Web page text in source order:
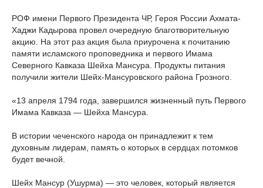
РОФ имени Первого Президента ЧР, Героя России Ахмата-
Хаджи Кадырова провел очередную благотворительную
акцию. На этот раз акция была приурочена к почитанию
памяти исламского проповедника и первого Имама
Северного Кавказа Шейха Мансура. Продукты питания
получили жители Шейх-Мансуровского района Грозного.
«13 апреля 1794 года, завершился жизненный путь Первого
Имама Кавказа — Шейха Мансура.
В истории чеченского народа он принадлежит к тем
духовным лидерам, память о которых в сердцах потомков
будет вечной.
Шейх Мансур (Ушурма) — это человек, который является